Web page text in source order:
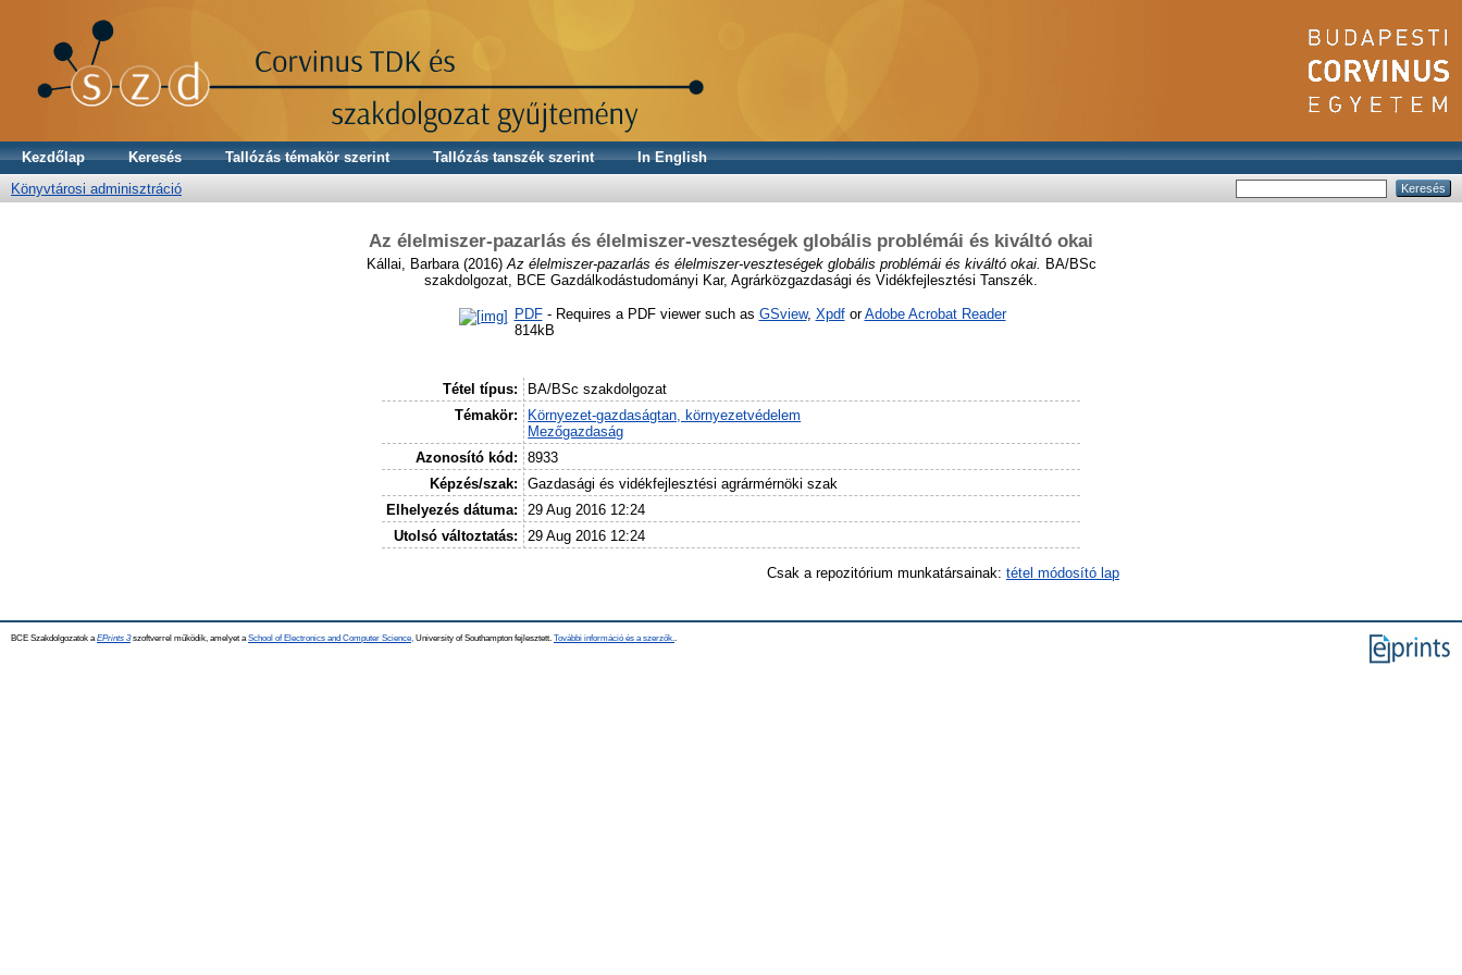
Kezdőlap Keresés Tallózás témakör szerint Tallózás tanszék szerint
In English
Könyvtárosi adminisztráció
Az élelmiszer-pazarlás és élelmiszer-veszteségek globális problémái és kiváltó okai
Kállai, Barbara(2016) Az élelmiszer-pazarlás és élelmiszer-veszteségek globális problémái és kiváltó okai.
BA/BSc
szakdolgozat, BCE Gazdálkodástudományi Kar, Agrárközgazdasági és Vidékfejlesztési Tanszék.
PDF- Requires a PDF viewer such as GSview, XpdforAdobe Acrobat Reader
814kB
Tétel típus:
BA/BSc szakdolgozat
Témakör:
Környezet-gazdaságtan, környezetvédelem
Mezőgazdaság
Azonosító kód:
8933
Képzés/szak:
Gazdasági és vidékfejlesztési agrármérnöki szak
Elhelyezés dátuma:
29 Aug 2016 12:24
Utolsó változtatás:
29 Aug 2016 12:24
Csak a repozitórium munkatársainak: tétel módosító lap
BCE Szakdolgozatok a EPrints 3szoftverrel működik, amelyet a School of Electronics and Computer Science, University of Southampton fejlesztett. További információ és a szerzők.